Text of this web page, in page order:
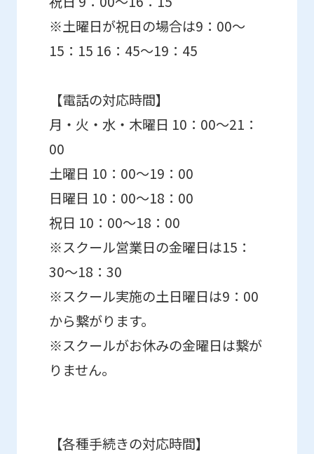
※土曜日が祝日の場合は9：00～
15：15 16：45～19：45
【電話の対応時間】
月・火・水・木曜日 10：00～21：
00
土曜日 10：00～19：00
日曜日 10：00～18：00
祝日 10：00～18：00
※スクール営業日の金曜日は15：
30～18：30
※スクール実施の土日曜日は9：00
から繋がります。
※スクールがお休みの金曜日は繋が
りません。
【各種手続きの対応時間】